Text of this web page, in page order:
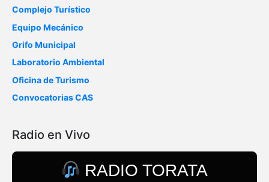
Complejo Turístico
Equipo Mecánico
Grifo Municipal
Laboratorio Ambiental
Oficina de Turismo
Convocatorias CAS
Radio en Vivo
RADIO TORATA